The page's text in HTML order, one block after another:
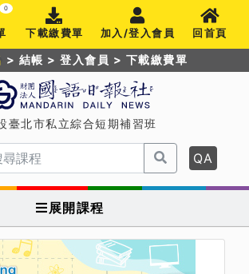
0
下載繳費單 加入/登入會員 回首頁
臺北市私立綜合短期補習班
QA
展開課程
> 結帳 > 登入會員 > 下載繳費單